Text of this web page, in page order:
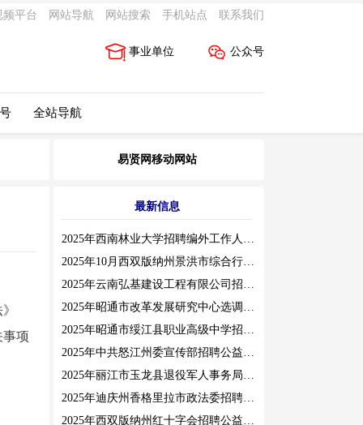
频平台 网站导航 网站搜索 手机站点 联系我们
公众号
事业单位
全站导航
事项
易贤网移动网站
最新信息
2025年西南林业大学招聘编外工作人员公告（三）
2025年10月西双版纳州景洪市综合行政执法局招聘人员公告
2025年云南弘基建设工程有限公司招聘公告
2025年昭通市改革发展研究中心选调工作人员职业素质测评通告
2025年昭通市绥江县职业高级中学招聘编外紧缺临聘数学教师公告
2025年中共怒江州委宣传部招聘公益性岗位公告
2025年丽江市玉龙县退役军人事务局公益性岗位招聘公告
2025年迪庆州香格里拉市政法委招聘公益性岗位公告
2025年西双版纳州红十字会招聘公益性岗位人员公告